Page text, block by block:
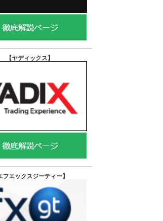
【ヤディックス 】
フエックスジーティー】